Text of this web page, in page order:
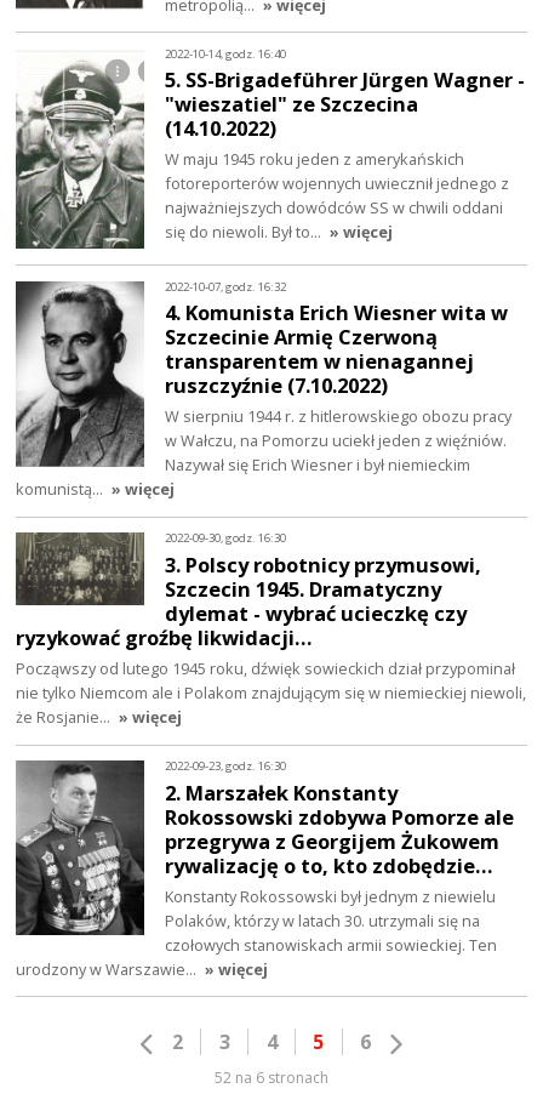
2022-10-14, godz. 16:40
5. SS-Brigadeführer Jürgen Wagner -
"wieszatiel" ze Szczecina
(14.10.2022)
W maju 1945 roku jeden z amerykańskich
fotoreporterów wojennych uwiecznił jednego z
najważniejszych dowódców SS w chwili oddani
się do niewoli. Był to… » więcej
2022-10-07, godz. 16:32
4. Komunista Erich Wiesner wita w
Szczecinie Armię Czerwoną
transparentem w nienagannej
ruszczyźnie (7.10.2022)
W sierpniu 1944 r. z hitlerowskiego obozu pracy
w Wałczu, na Pomorzu uciekł jeden z więźniów.
Nazywał się Erich Wiesner i był niemieckim
komunistą… » więcej
2022-09-30, godz. 16:30
3. Polscy robotnicy przymusowi,
Szczecin 1945. Dramatyczny
dylemat - wybrać ucieczkę czy
ryzykować groźbę likwidacji…
Począwszy od lutego 1945 roku, dźwięk sowieckich dział przypominał
nie tylko Niemcom ale i Polakom znajdującym się w niemieckiej niewoli,
że Rosjanie… » więcej
2022-09-23, godz. 16:30
2. Marszałek Konstanty
Rokossowski zdobywa Pomorze ale
przegrywa z Georgijem Żukowem
rywalizację o to, kto zdobędzie…
Konstanty Rokossowski był jednym z niewielu
Polaków, którzy w latach 30. utrzymali się na
czołowych stanowiskach armii sowieckiej. Ten
urodzony w Warszawie… » więcej
2 3 4 5 6
52 na 6 stronach